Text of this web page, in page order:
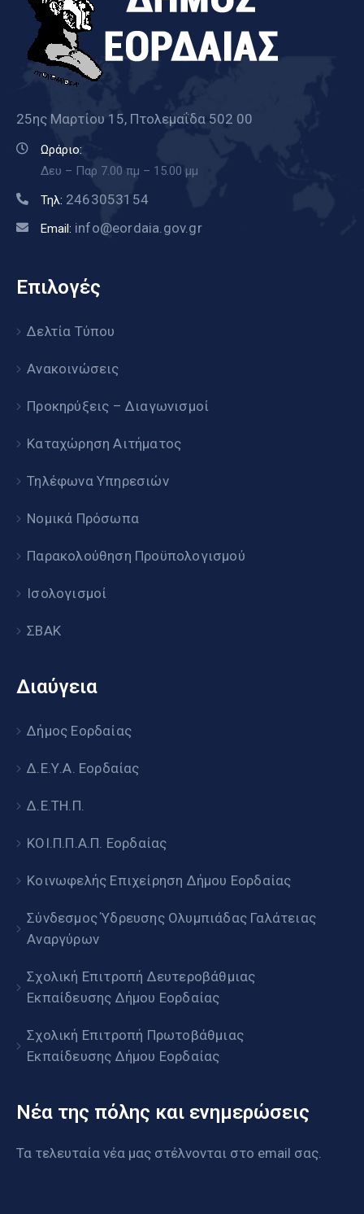
25ης Μαρτίου 15, Πτολεμαΐδα 502 00
Ωράριο:
Δευ – Παρ 7.00 πμ – 15.00 μμ
Τηλ: 2463053154
Email: info@eordaia.gov.gr
Επιλογές
Δελτία Τύπου
Ανακοινώσεις
Προκηρύξεις – Διαγωνισμοί
Καταχώρηση Αιτήματος
Τηλέφωνα Υπηρεσιών
Νομικά Πρόσωπα
Παρακολούθηση Προϋπολογισμού
Ισολογισμοί
ΣΒΑΚ
Διαύγεια
Δήμος Εορδαίας
Δ.Ε.Υ.Α. Εορδαίας
Δ.Ε.ΤΗ.Π.
ΚΟΙ.Π.Π.Α.Π. Εορδαίας
Κοινωφελής Επιχείρηση Δήμου Εορδαίας
Σύνδεσμος Ύδρευσης Ολυμπιάδας Γαλάτειας
Αναργύρων
Σχολική Επιτροπή Δευτεροβάθμιας
Εκπαίδευσης Δήμου Εορδαίας
Σχολική Επιτροπή Πρωτοβάθμιας
Εκπαίδευσης Δήμου Εορδαίας
Νέα της πόλης και ενημερώσεις
Τα τελευταία νέα μας στέλνονται στο email σας.